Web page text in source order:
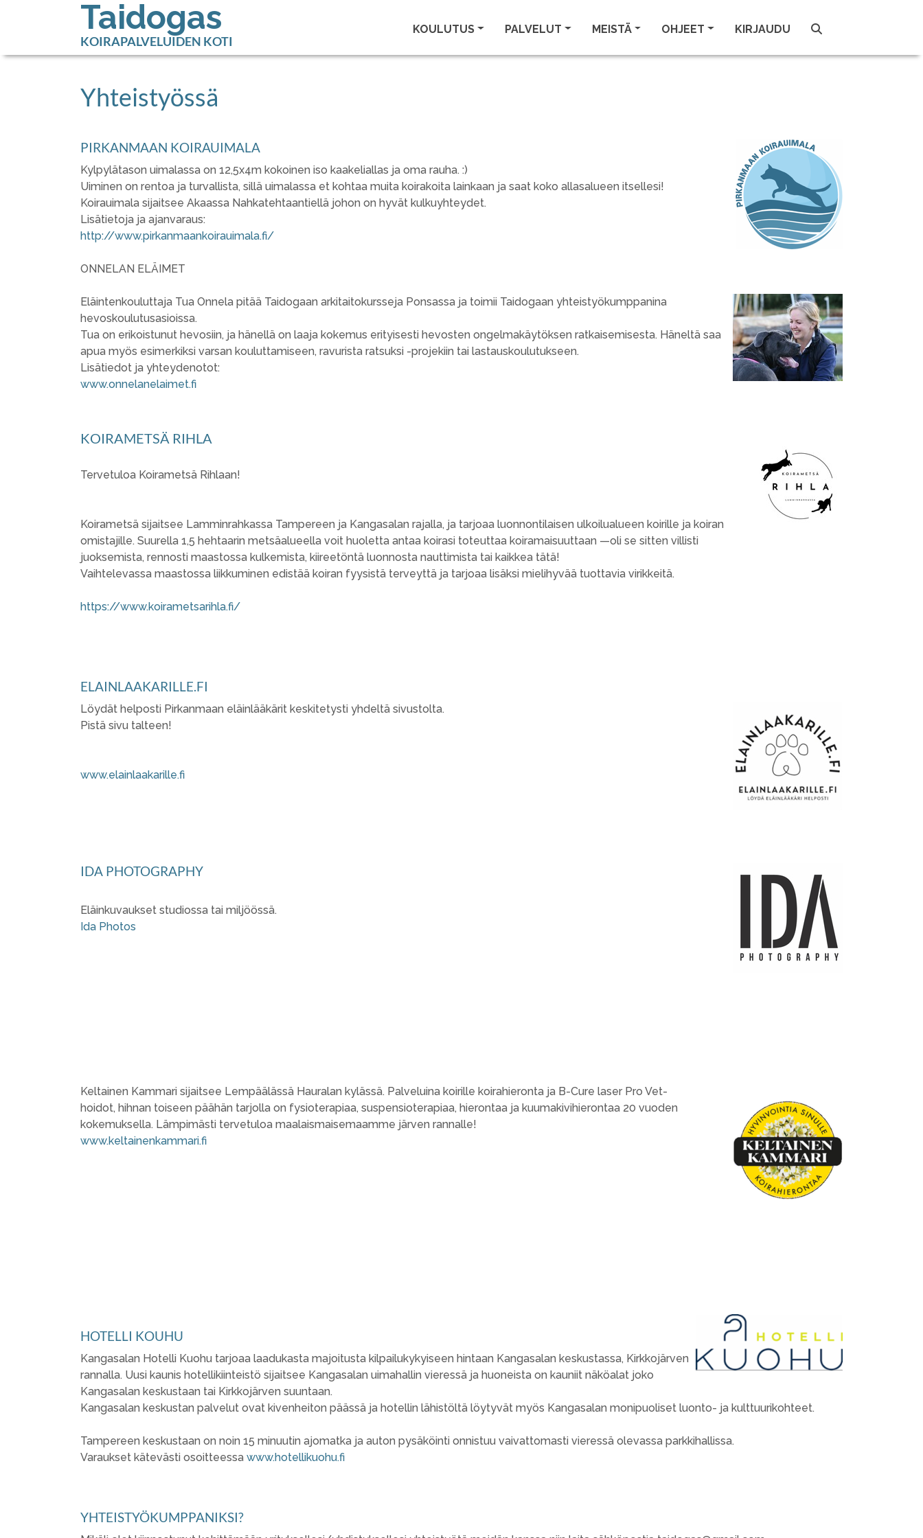
Taidogas
KOIRAPALVELUIDEN KOTI
KOULUTUS PALVELUT MEISTÄ OHJEET KIRJAUDU
Yhteistyössä
PIRKANMAAN KOIRAUIMALA
Kylpylätason uimalassa on 12,5x4m kokoinen iso kaakeliallas ja oma rauha. :)
Uiminen on rentoa ja turvallista, sillä uimalassa et kohtaa muita koirakoita lainkaan ja saat koko allasalueen itsellesi!
Koirauimala sijaitsee Akaassa Nahkatehtaantiellä johon on hyvät kulkuyhteydet.
Lisätietoja ja ajanvaraus:
http://www.pirkanmaankoirauimala.fi/
ONNELAN ELÄIMET
Eläintenkouluttaja Tua Onnela pitää Taidogaan arkitaitokursseja Ponsassa ja toimii Taidogaan yhteistyökumppanina
hevoskoulutusasioissa.
Tua on erikoistunut hevosiin, ja hänellä on laaja kokemus erityisesti hevosten ongelmakäytöksen ratkaisemisesta. Häneltä saa
apua myös esimerkiksi varsan kouluttamiseen, ravurista ratsuksi -projekiin tai lastauskoulutukseen.
Lisätiedot ja yhteydenotot:
www.onnelanelaimet.fi
KOIRAMETSÄ RIHLA
Tervetuloa Koirametsä Rihlaan!
Koirametsä sijaitsee Lamminrahkassa Tampereen ja Kangasalan rajalla, ja tarjoaa luonnontilaisen ulkoilualueen koirille ja koiran
omistajille. Suurella 1,5 hehtaarin metsäalueella voit huoletta antaa koirasi toteuttaa koiramaisuuttaan —oli se sitten villisti
juoksemista, rennosti maastossa kulkemista, kiireetöntä luonnosta nauttimista tai kaikkea tätä!
Vaihtelevassa maastossa liikkuminen edistää koiran fyysistä terveyttä ja tarjoaa lisäksi mielihyvää tuottavia virikkeitä.
https://www.koirametsarihla.fi/
ELAINLAAKARILLE.FI
Löydät helposti Pirkanmaan eläinlääkärit keskitetysti yhdeltä sivustolta.
Pistä sivu talteen!
www.elainlaakarille.fi
IDA PHOTOGRAPHY
Eläinkuvaukset studiossa tai miljöössä.
Ida Photos
Keltainen Kammari sijaitsee Lempäälässä Hauralan kylässä. Palveluina koirille koirahieronta ja B-Cure laser Pro Vet-
hoidot, hihnan toiseen päähän tarjolla on fysioterapiaa, suspensioterapiaa, hierontaa ja kuumakivihierontaa 20 vuoden
kokemuksella. Lämpimästi tervetuloa maalaismaisemaamme järven rannalle!
www.keltainenkammari.fi
HOTELLI KOUHU
Kangasalan Hotelli Kuohu tarjoaa laadukasta majoitusta kilpailukykyiseen hintaan Kangasalan keskustassa, Kirkkojärven
rannalla. Uusi kaunis hotellikiinteistö sijaitsee Kangasalan uimahallin vieressä ja huoneista on kauniit näköalat joko
Kangasalan keskustaan tai Kirkkojärven suuntaan.
Kangasalan keskustan palvelut ovat kivenheiton päässä ja hotellin lähistöltä löytyvät myös Kangasalan monipuoliset luonto- ja kulttuurikohteet.
Tampereen keskustaan on noin 15 minuutin ajomatka ja auton pysäköinti onnistuu vaivattomasti vieressä olevassa parkkihallissa.
Varaukset kätevästi osoitteessa www.hotellikuohu.fi
YHTEISTYÖKUMPPANIKSI?